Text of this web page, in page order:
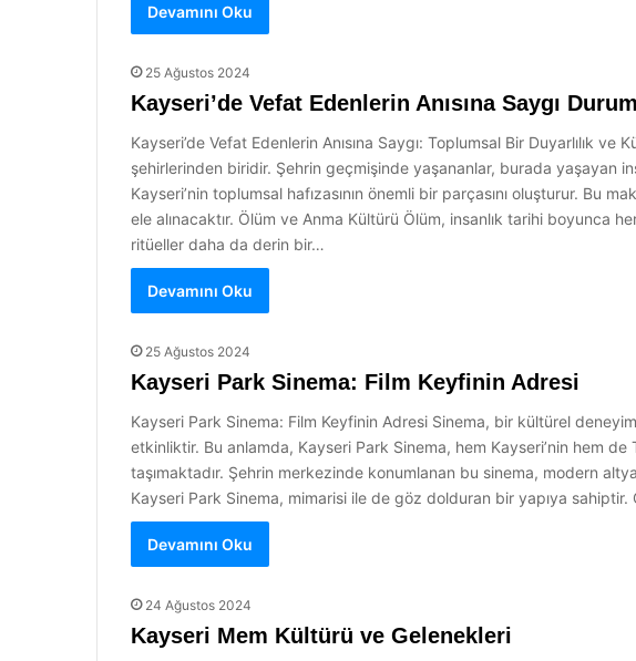
Devamını Oku
25 Ağustos 2024
Kayseri’de Vefat Edenlerin Anısına Saygı
Kayseri’de Vefat Edenlerin Anısına Saygı: Toplumsal Bir Duyarlılık
şehirlerinden biridir. Şehrin geçmişinde yaşananlar, burada yaşayan
Kayseri’nin toplumsal hafızasının önemli bir parçasını oluşturur. Bu
ele alınacaktır. Ölüm ve Anma Kültürü Ölüm, insanlık tarihi boyunca
ritüeller daha da derin bir…
Devamını Oku
25 Ağustos 2024
Kayseri Park Sinema: Film Keyfinin Adresi
Kayseri Park Sinema: Film Keyfinin Adresi Sinema, bir kültürel
etkinliktir. Bu anlamda, Kayseri Park Sinema, hem Kayseri’nin hem
taşımaktadır. Şehrin merkezinde konumlanan bu sinema, modern
Kayseri Park Sinema, mimarisi ile de göz dolduran bir yapıya
Devamını Oku
24 Ağustos 2024
Kayseri Mem Kültürü ve Gelenekleri